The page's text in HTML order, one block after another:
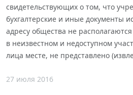
свидетельствующих о том, что
бухгалтерские и иные документы
адресу общества не
в неизвестном и недоступном
лица месте, не представлено
27 июля 2016